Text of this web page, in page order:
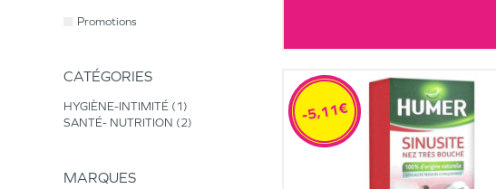
Promotions
CATÉGORIES
HYGIÈNE-INTIMITÉ
1
SANTÉ- NUTRITION
2
MARQUES
-5,11€